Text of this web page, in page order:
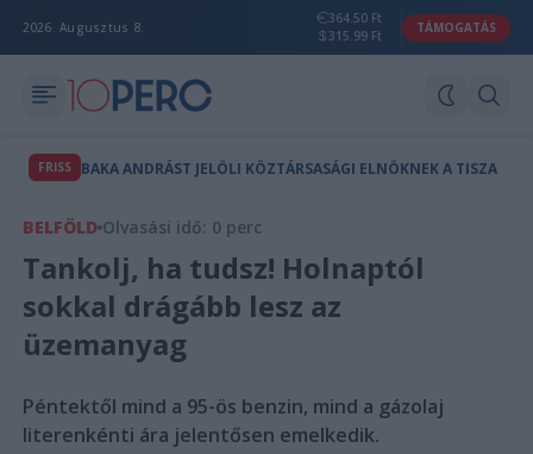
2026. Augusztus 8.
364.50 Ft
315.99 Ft
TÁMOGATÁS
FRISS BAKA ANDRÁST JELÖLI KÖZTÁRSASÁGI ELNÖKNEK A TISZA
BELFÖLD Olvasási idő: 0 perc
Tankolj, ha tudsz! Holnaptól
sokkal drágább lesz az
üzemanyag
Péntektől mind a 95-ös benzin, mind a gázolaj
literenkénti ára jelentősen emelkedik.